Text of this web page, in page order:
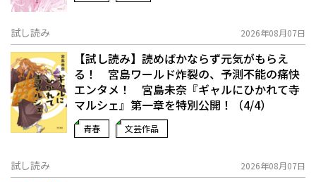
試し読み 2026年08月07日
【試し読み】読めばかならず元気がもらえ
る！ 宮島ワールド炸裂の、予測不能の痛快
エンタメ！ 宮島未奈『ギャルにひかれて寺
マルシェ』第一章を特別公開！（4/4）
青春 文芸作品
試し読み 2026年08月07日